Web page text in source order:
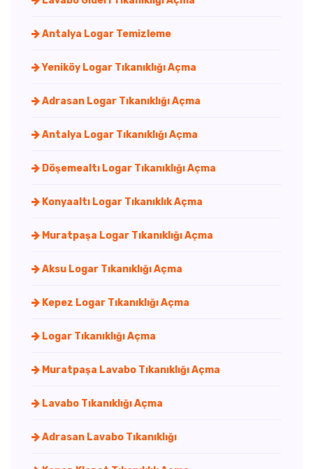
Antalya Logar Temizleme
Yeniköy Logar Tıkanıklığı Açma
Adrasan Logar Tıkanıklığı Açma
Antalya Logar Tıkanıklığı Açma
Döşemealtı Logar Tıkanıklığı Açma
Konyaaltı Logar Tıkanıklık Açma
Muratpaşa Logar Tıkanıklığı Açma
Aksu Logar Tıkanıklığı Açma
Kepez Logar Tıkanıklığı Açma
Logar Tıkanıklığı Açma
Muratpaşa Lavabo Tıkanıklığı Açma
Lavabo Tıkanıklığı Açma
Adrasan Lavabo Tıkanıklığı